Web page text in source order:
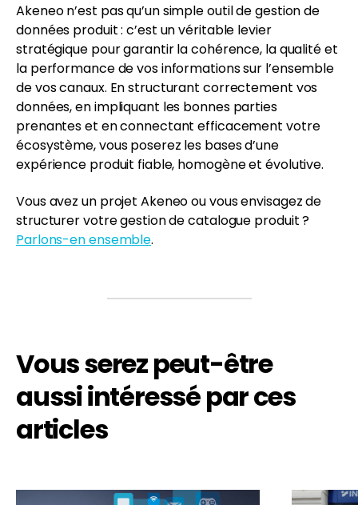
Akeneo n’est pas qu’un simple outil de gestion de
données produit : c’est un véritable levier
stratégique pour garantir la cohérence, la qualité et
la performance de vos informations sur l’ensemble
de vos canaux. En structurant correctement vos
données, en impliquant les bonnes parties
prenantes et en connectant efficacement votre
écosystème, vous poserez les bases d’une
expérience produit fiable, homogène et évolutive.
Vous avez un projet Akeneo ou vous envisagez de
structurer votre gestion de catalogue produit ?
Parlons-en ensemble.
Vous serez peut-être
aussi intéressé par ces
articles